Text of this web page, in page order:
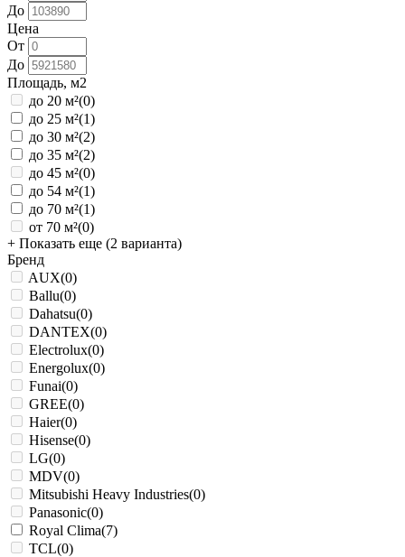
До
Цена
От
До
Площадь, м2
до 20 м²(0)
до 25 м²(1)
до 30 м²(2)
до 35 м²(2)
до 45 м²(0)
до 54 м²(1)
до 70 м²(1)
от 70 м²(0)
+ Показать еще (2 варианта)
Бренд
AUX(0)
Ballu(0)
Dahatsu(0)
DANTEX(0)
Electrolux(0)
Energolux(0)
Funai(0)
GREE(0)
Haier(0)
Hisense(0)
LG(0)
MDV(0)
Mitsubishi Heavy Industries(0)
Panasonic(0)
Royal Clima(7)
TCL(0)